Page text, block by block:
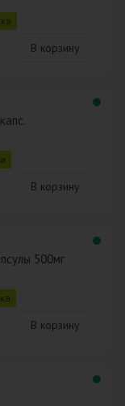
В корзину
В корзину
500мг
В корзину